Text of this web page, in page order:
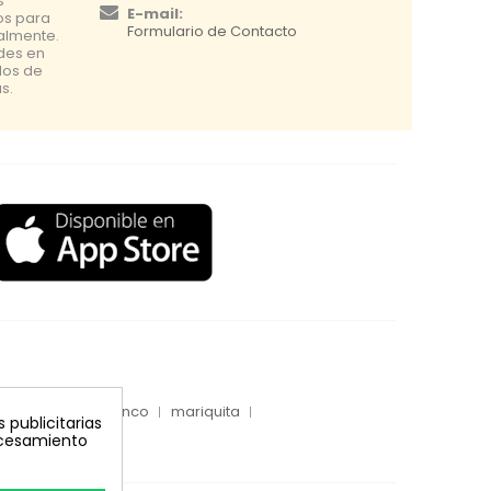
para
en
de
E-mail:
Formulario de Contacto
inyecciones tronco
mariquita
publicitarias